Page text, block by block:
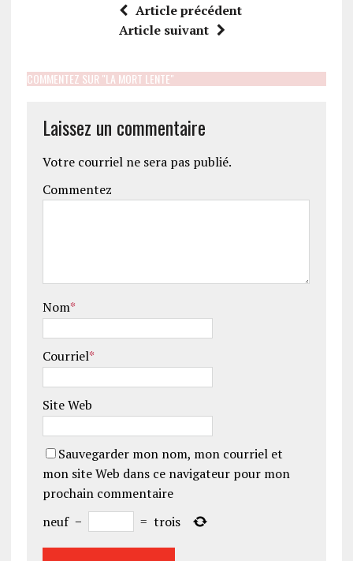
Article précédent
Article suivant
COMMENTEZ SUR "LA MORT LENTE"
Laissez un commentaire
Votre courriel ne sera pas publié.
Commentez
Nom*
Courriel*
Site Web
Sauvegarder mon nom, mon courriel et
mon site Web dans ce navigateur pour mon
prochain commentaire
neuf − = trois